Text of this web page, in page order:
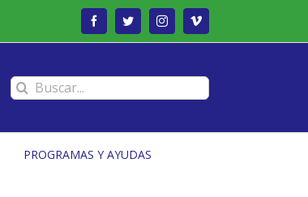
FacebookTwitterInstagramVimeo
Buscar:
PROGRAMAS Y AYUDAS